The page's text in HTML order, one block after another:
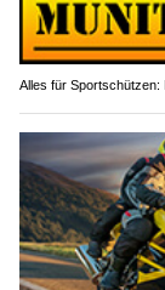
Alles für Sportschützen: